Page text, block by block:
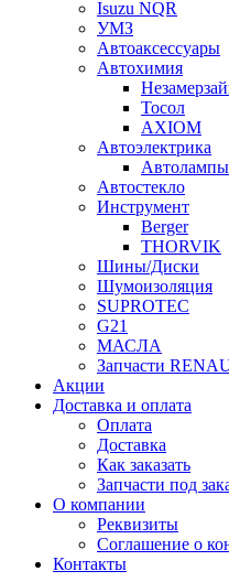
Isuzu NQR
УМЗ
Автоаксессуары
Автохимия
Тосол
AXIOM
Автоэлектрика
Автолампы
Автостекло
Инструмент
Berger
THORVIK
Шины/Диски
Шумоизоляция
SUPROTEC
G21
МАСЛА
Запчасти
Акции
Доставка и оплата
Оплата
Доставка
Как заказать
Запчасти под
О компании
Реквизиты
Соглашение о
Контакты